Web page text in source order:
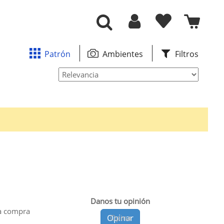
Patrón Ambientes Filtros
compra
Opina
Danos tu opinión
Opinar